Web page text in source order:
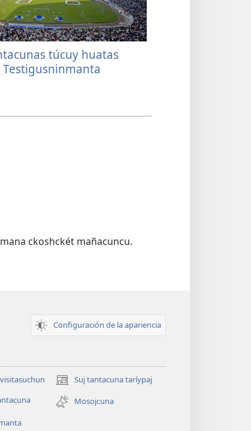
túcuy huatas
Testigusninmanta
ckoshckét mañacuncu.
Configuración de la apariencia
Suj tantacuna taríypaj
(abre
una
nueva
Mosojcuna